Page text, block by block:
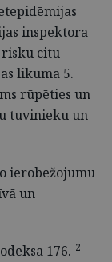
inspektora
risku citu
likuma 5.
rūpēties un
tuvinieku un
ierobežojumu
un
176. 2